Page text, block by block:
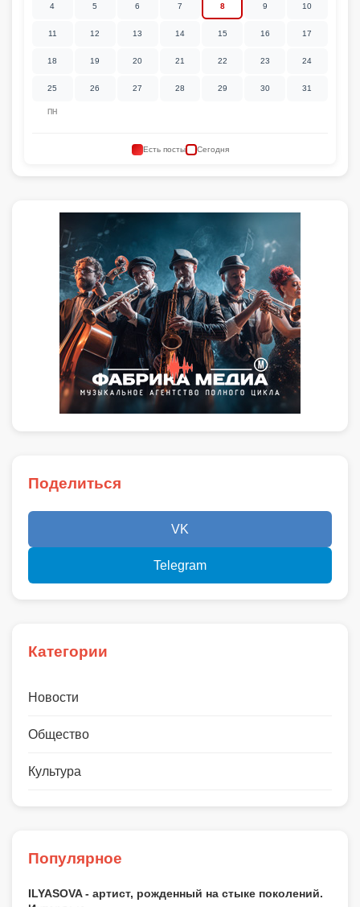
ПН
4 5 6 7 8 9 10
11 12 13 14 15 16 17
18 19 20 21 22 23 24
25 26 27 28 29 30 31
Есть посты Сегодня
Поделиться
VK
Telegram
Категории
Новости
Общество
Культура
Популярное
ILYASOVA - артист, рожденный на стыке поколений.